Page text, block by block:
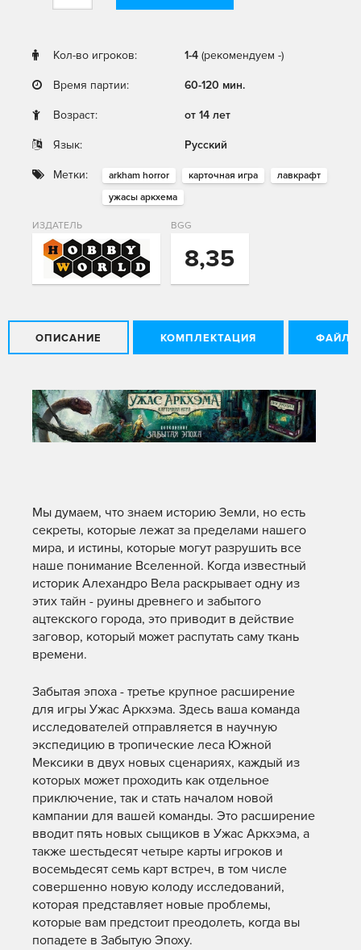
Кол-во игроков: 1-4 (рекомендуем -)
Время партии: 60-120 мин.
Возраст: от 14 лет
Язык: Русский
Метки: arkham horror карточная игра
лавкрафт
ужасы аркхема
ИЗДАТЕЛЬ BGG
8,35
ОПИСАНИЕ КОМПЛЕКТАЦИЯ ФАЙЛЫ
Мы думаем, что знаем историю Земли, но есть
секреты, которые лежат за пределами нашего
мира, и истины, которые могут разрушить все
наше понимание Вселенной. Когда известный
историк Алехандро Вела раскрывает одну из
этих тайн - руины древнего и забытого
ацтекского города, это приводит в действие
заговор, который может распутать саму ткань
времени.
Забытая эпоха - третье крупное расширение
для игры Ужас Аркхэма. Здесь ваша команда
исследователей отправляется в научную
экспедицию в тропические леса Южной
Мексики в двух новых сценариях, каждый из
которых может проходить как отдельное
приключение, так и стать началом новой
кампании для вашей команды. Это расширение
вводит пять новых сыщиков в Ужас Аркхэма, а
также шестьдесят четыре карты игроков и
восемьдесят семь карт встреч, в том числе
совершенно новую колоду исследований,
которая представляет новые проблемы,
которые вам предстоит преодолеть, когда вы
попадете в Забытую Эпоху.